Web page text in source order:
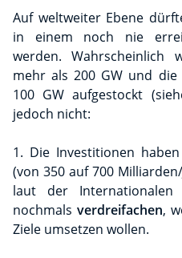
Auf weltweiter Ebene
in einem noch nie
werden. Wahrscheinlich
mehr als 200 GW und
100 GW aufgestockt
jedoch nicht:
1. Die Investitionen
(von 350 auf 700
laut der Internationalen
nochmalsverdreifachen,
Ziele umsetzen wollen.